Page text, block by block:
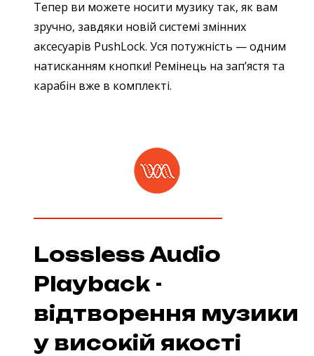
Тепер ви можете носити музику так, як вам
зручно, завдяки новій системі змінних
аксесуарів PushLock. Уся потужність — одним
натисканням кнопки! Ремінець на зап’ястя та
карабін вже в комплекті.
Lossless Audio
Playback -
відтворення музики
у високій якості